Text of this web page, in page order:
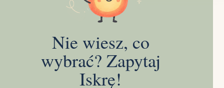
Nie wiesz, co
wybrać? Zapytaj
Iskrę!